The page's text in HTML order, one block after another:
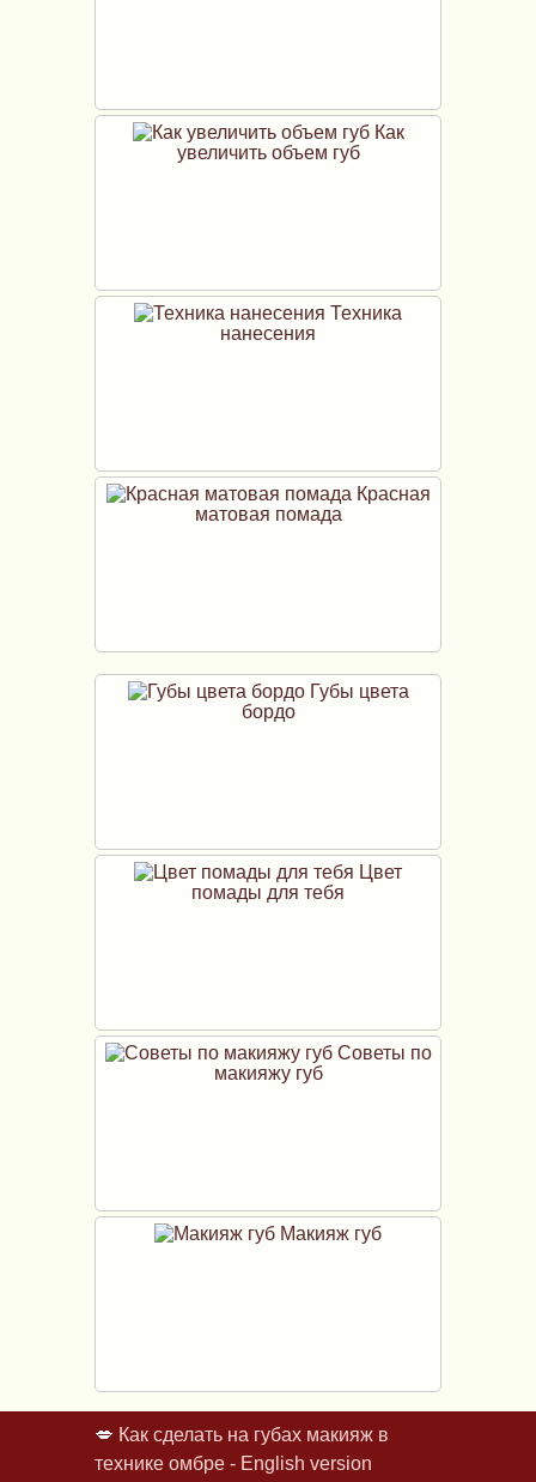
Как
увеличить объем губ
Техника
нанесения
Красная
матовая помада
Губы цвета
бордо
Цвет
помады для тебя
Советы по
макияжу губ
Макияж губ
💋 Как сделать на губах макияж в
технике омбре - English version